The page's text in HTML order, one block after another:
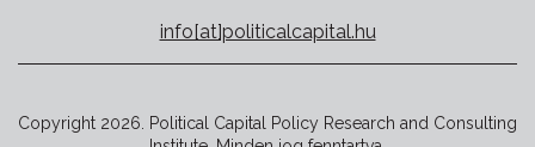
info[at]politicalcapital.hu
Copyright 2026. Political Capital Policy Research and Consulting